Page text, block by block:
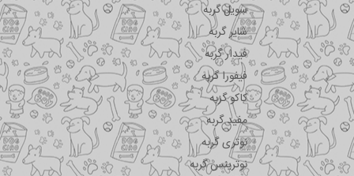
سویل گربه
شایر گربه
فیدار گربه
فیفورا گربه
کاکو گربه
مفید گربه
نوتری گربه
نوترینس گربه